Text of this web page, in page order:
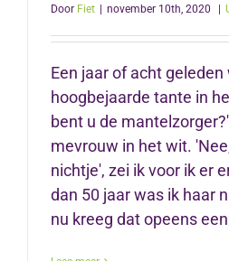
Door Fiet november 10th, 2020
Een jaar of acht
hoogbejaarde tante in
bent u de
mevrouw in het wit.
nichtje', zei ik voor ik er
dan 50 jaar was ik haar
nu kreeg dat opeens